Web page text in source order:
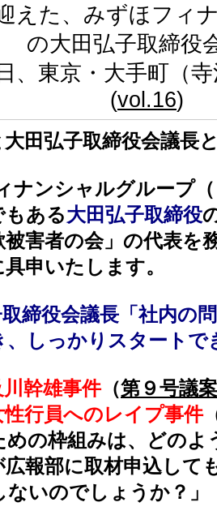
えた、みずほフィ
の大田弘子取締役
、東京・大手町（
(vol.16)
田弘子取締役会議長
ンシャルグループ（
もある大田弘子取締役
害者の会」の代表を
申いたします。
締役会議長「社内の
、しっかりスタートで
川幹雄事件（第９号議案
性行員へのレイプ事件
めの枠組みは、どの
広報部に取材申込して
いのでしょうか？」